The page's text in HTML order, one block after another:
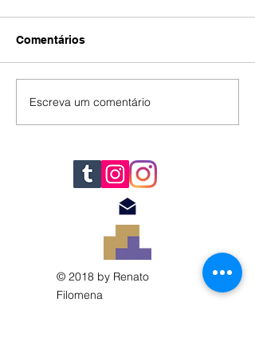
IA
Comentários
Escreva um comentário
© 2018 by Renato
Filomena